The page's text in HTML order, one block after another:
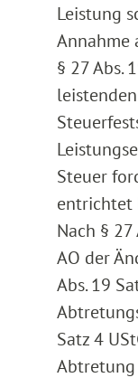
Leistung
Annahme
§ 27 Abs.
Steuer
entrichtet
Nach §
AO der
Abs. 19
Satz 4